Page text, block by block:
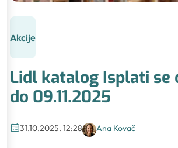
Akcije
Lidl katalog Isplati se
do 09.11.2025
31.10.2025. 12:28 Ana Kovač